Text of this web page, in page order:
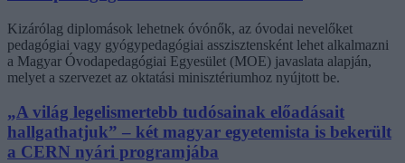
Kizárólag diplomások lehetnek óvónők, az óvodai nevelőket
pedagógiai vagy gyógypedagógiai asszisztensként lehet alkalmazni
a Magyar Óvodapedagógiai Egyesület (MOE) javaslata alapján,
melyet a szervezet az oktatási minisztériumhoz nyújtott be.
„A világ legelismertebb tudósainak előadásait
hallgathatjuk” – két magyar egyetemista is bekerült
a CERN nyári programjába